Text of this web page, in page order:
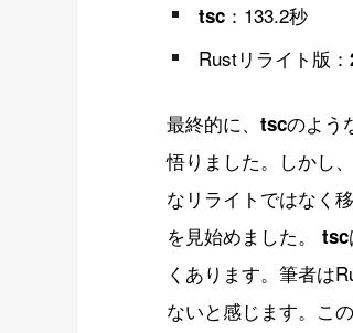
tsc ：133.2秒
Rustリライト版：
最終的に、tscのよう
悟りました。しかし
なリライトではなく
を見始めました。tsc
くあります。筆者は
ないと感じます。こ